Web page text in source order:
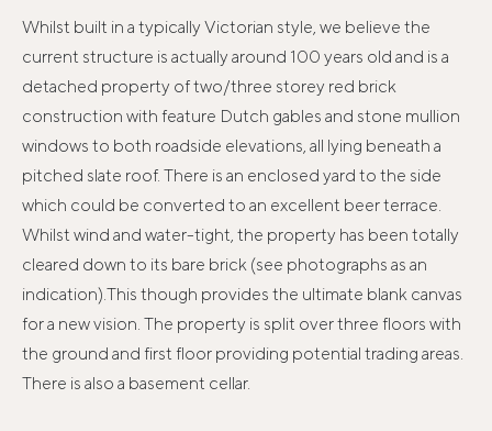
Whilst built in a typically Victorian style, we believe the
current structure is actually around 100 years old and is a
detached property of two/three storey red brick
construction with feature Dutch gables and stone mullion
windows to both roadside elevations, all lying beneath a
pitched slate roof. There is an enclosed yard to the side
which could be converted to an excellent beer terrace.
Whilst wind and water-tight, the property has been totally
cleared down to its bare brick (see photographs as an
indication).This though provides the ultimate blank canvas
for a new vision. The property is split over three floors with
the ground and first floor providing potential trading areas.
There is also a basement cellar.